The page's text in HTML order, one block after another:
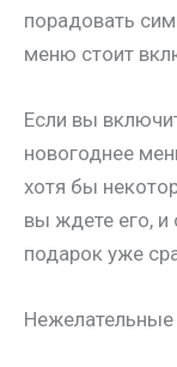
порадовать
меню стоит
Если вы
новогоднее
хотя бы
вы ждете его, и
подарок уже